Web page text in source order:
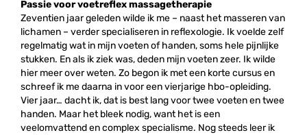
Passie voor voetreflex massagetherapie
Zeventien jaar geleden wilde ik me – naast het masseren van
lichamen – verder specialiseren in reflexologie. Ik voelde zelf
regelmatig wat in mijn voeten of handen, soms hele pijnlijke
stukken. En als ik ziek was, deden mijn voeten zeer. Ik wilde
hier meer over weten. Zo begon ik met een korte cursus en
schreef ik me daarna in voor een vierjarige hbo-opleiding.
Vier jaar… dacht ik, dat is best lang voor twee voeten en twee
handen. Maar het bleek nodig, want het is een
veelomvattend en complex specialisme. Nog steeds leer ik